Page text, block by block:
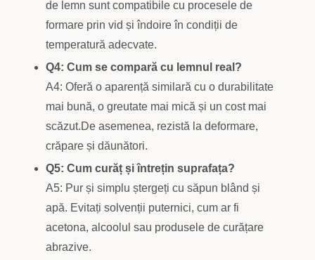
de lemn sunt compatibile cu procesele de
formare prin vid și îndoire în condiții de
temperatură adecvate.
Q4: Cum se compară cu lemnul real?
A4: Oferă o aparență similară cu o durabilitate
mai bună, o greutate mai mică și un cost mai
scăzut.De asemenea, rezistă la deformare,
crăpare și dăunători.
Q5: Cum curăț și întrețin suprafața?
A5: Pur și simplu ștergeți cu săpun blând și
apă. Evitați solvenții puternici, cum ar fi
acetona, alcoolul sau produsele de curățare
abrazive.